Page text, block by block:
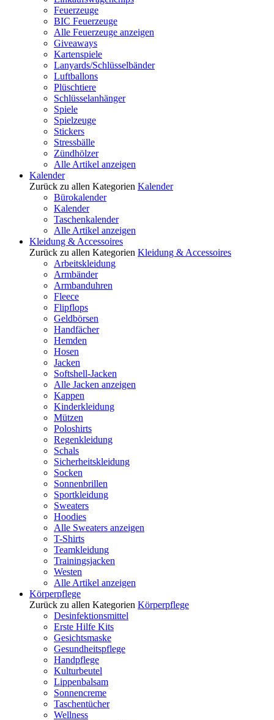
Feuerzeuge
BIC Feuerzeuge
Alle Feuerzeuge anzeigen
Giveaways
Kartenspiele
Lanyards/Schlüsselbänder
Luftballons
Plüschtiere
Schlüsselanhänger
Spiele
Spielzeuge
Stickers
Stressbälle
Zündhölzer
Alle Artikel anzeigen
Kalender
Zurück zu allen Kategorien Kalender
Bürokalender
Kalender
Taschenkalender
Alle Artikel anzeigen
Kleidung & Accessoires
Zurück zu allen Kategorien Kleidung & Accessoires
Arbeitskleidung
Armbänder
Armbanduhren
Fleece
Flipflops
Geldbörsen
Handfächer
Hemden
Hosen
Jacken
Softshell-Jacken
Alle Jacken anzeigen
Kappen
Kinderkleidung
Mützen
Poloshirts
Regenkleidung
Schals
Sicherheitskleidung
Socken
Sonnenbrillen
Sportkleidung
Sweaters
Hoodies
Alle Sweaters anzeigen
T-Shirts
Teamkleidung
Trainingsjacken
Westen
Alle Artikel anzeigen
Körperpflege
Zurück zu allen Kategorien Körperpflege
Desinfektionsmittel
Erste Hilfe Kits
Gesichtsmaske
Gesundheitspflege
Handpflege
Kulturbeutel
Lippenbalsam
Sonnencreme
Taschentücher
Wellness